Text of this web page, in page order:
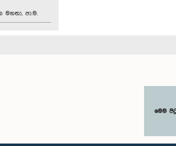
පා.ම.
මෙම